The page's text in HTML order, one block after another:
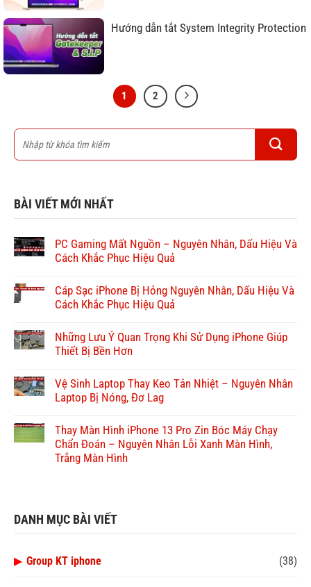
Hướng dẫn tắt System Integrity Protection
1 2
BÀI VIẾT MỚI NHẤT
PC Gaming Mất Nguồn – Nguyên Nhân, Dấu Hiệu Và
Cách Khắc Phục Hiệu Quả
Cáp Sạc iPhone Bị Hỏng Nguyên Nhân, Dấu Hiệu Và
Cách Khắc Phục Hiệu Quả
Những Lưu Ý Quan Trọng Khi Sử Dụng iPhone Giúp
Thiết Bị Bền Hơn
Vệ Sinh Laptop Thay Keo Tản Nhiệt – Nguyên Nhân
Laptop Bị Nóng, Đơ Lag
Thay Màn Hình iPhone 13 Pro Zin Bóc Máy Chạy
Chẩn Đoán – Nguyên Nhân Lỗi Xanh Màn Hình,
Trắng Màn Hình
DANH MỤC BÀI VIẾT
▶ Group KT iphone (38)